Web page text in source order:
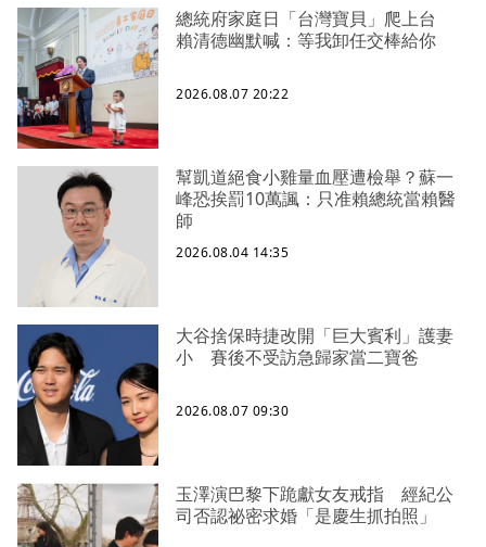
總統府家庭日「台灣寶貝」爬上台
賴清德幽默喊：等我卸任交棒給你
2026.08.07 20:22
幫凱道絕食小雞量血壓遭檢舉？蘇一
峰恐挨罰10萬諷：只准賴總統當賴醫
師
2026.08.04 14:35
大谷捨保時捷改開「巨大賓利」護妻
小 賽後不受訪急歸家當二寶爸
2026.08.07 09:30
玉澤演巴黎下跪獻女友戒指 經紀公
司否認祕密求婚「是慶生抓拍照」